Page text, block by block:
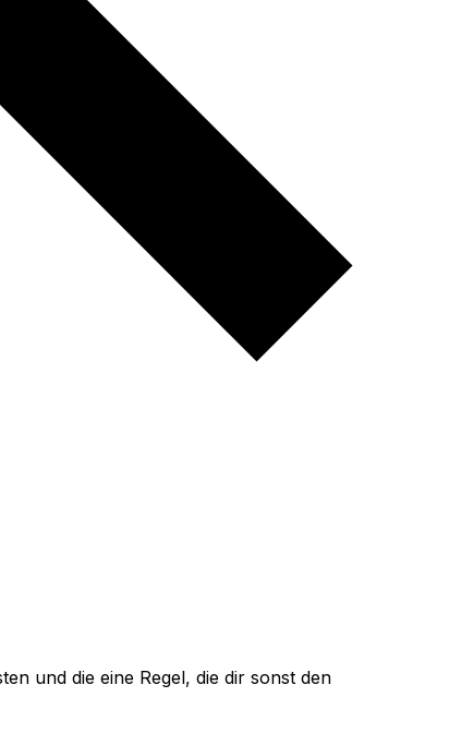
und die eine Regel, die dir sonst den